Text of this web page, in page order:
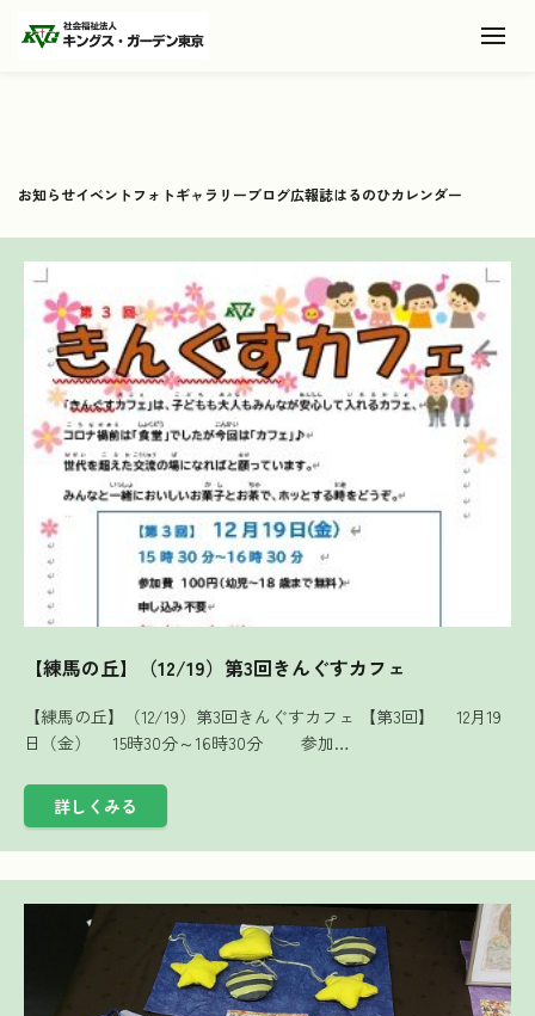
お知らせイベント フォトギャラリーブログ広報誌はるのひカレンダー
【練馬の丘】（12/19）第3回きんぐすカフェ
【練馬の丘】（12/19）第3回きんぐすカフェ 【第3回】 12月19
日（金） 15時30分～16時30分 参加…
詳しくみる